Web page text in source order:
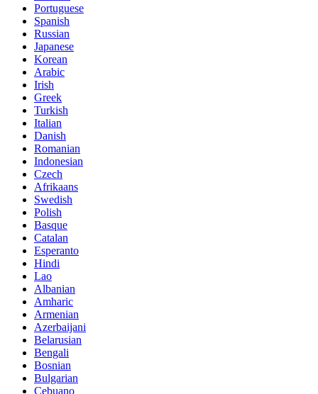
Portuguese
Spanish
Russian
Japanese
Korean
Arabic
Irish
Greek
Turkish
Italian
Danish
Romanian
Indonesian
Czech
Afrikaans
Swedish
Polish
Basque
Catalan
Esperanto
Hindi
Lao
Albanian
Amharic
Armenian
Azerbaijani
Belarusian
Bengali
Bosnian
Bulgarian
Cebuano